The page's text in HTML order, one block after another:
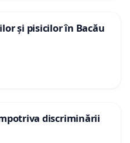
și pisicilor în Bacău
discriminării